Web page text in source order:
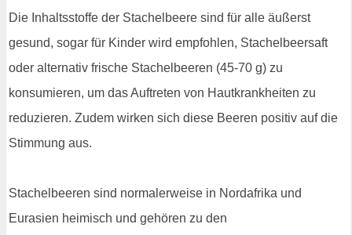
Die Inhaltsstoffe der Stachelbeere sind für alle äußerst
gesund, sogar für Kinder wird empfohlen, Stachelbeersaft
oder alternativ frische Stachelbeeren (45-70 g) zu
konsumieren, um das Auftreten von Hautkrankheiten zu
reduzieren. Zudem wirken sich diese Beeren positiv auf die
Stimmung aus.
Stachelbeeren sind normalerweise in Nordafrika und
Eurasien heimisch und gehören zu den